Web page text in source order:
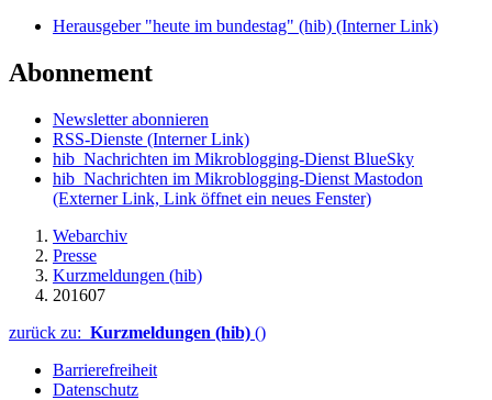
Herausgeber "heute im bundestag" (hib) (Interner Link)
Abonnement
Newsletter abonnieren
RSS-Dienste (Interner Link)
hib_Nachrichten im Mikroblogging-Dienst BlueSky
hib_Nachrichten im Mikroblogging-Dienst Mastodon
(Externer Link, Link öffnet ein neues Fenster)
Webarchiv
Presse
Kurzmeldungen (hib)
201607
zurück zu: Kurzmeldungen (hib) ()
Barrierefreiheit
Datenschutz